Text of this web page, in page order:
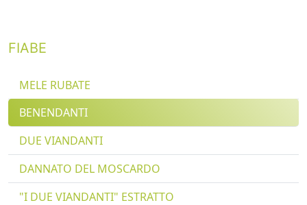
FIABE
MELE RUBATE
BENENDANTI
DUE VIANDANTI
DANNATO DEL MOSCARDO
"I DUE VIANDANTI" ESTRATTO